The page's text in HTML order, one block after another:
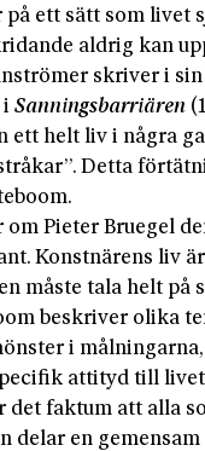
på ett sätt som livet
aldrig kan
skriver i
iSanningsbarriären
ett helt liv i några
Detta
om Pieter Bruegel
Konstnärens liv
måste tala helt på
beskriver olika
i målningarna,
attityd till
det faktum att alla
delar en